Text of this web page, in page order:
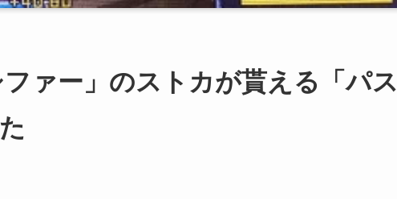
ファー」のストカが貰える「パス